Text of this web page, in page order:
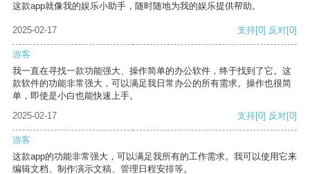
这款app就像我的娱乐小助手，随时随地为我的娱乐提供帮助。
2025-02-17 支持[0] 反对[0]
游客
我一直在寻找一款功能强大、操作简单的办公软件，终于找到了它。这
款软件的功能非常强大，可以满足我日常办公的所有需求。操作也很简
单，即使是小白也能快速上手。
2025-02-17
支持[0] 反对[0]
游客
这款app的功能非常强大，可以满足我所有的工作需求。我可以使用它来
编辑文档、制作演示文稿、管理日程安排等。